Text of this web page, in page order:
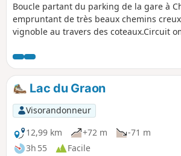
Boucle partant du parking de la gare à
empruntant de très beaux chemins
vignoble au travers des coteaux.Circuit
Lac du Graon
Visorandonneur
12,99 km
+72 m
-71 m
3h 55
Facile